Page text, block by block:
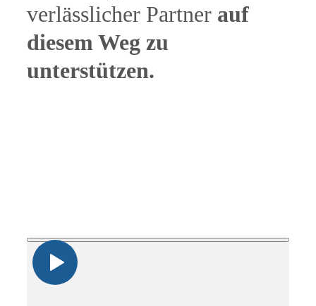
verlässlicher Partner auf
diesem Weg zu
unterstützen.